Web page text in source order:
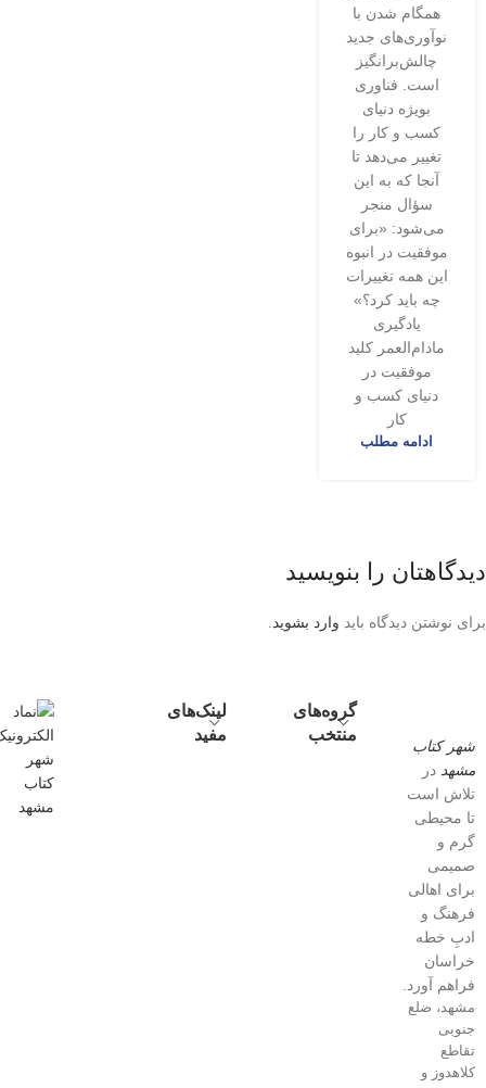
همگام شدن با
نوآوری‌های جدید
چالش‌برانگیز
است. فناوری
بویژه دنیای
کسب و کار را
تغییر می‌دهد تا
آنجا که به این
سؤال منجر
می‌شود: «برای
موفقیت در انبوه
این همه تغییرات
چه باید کرد؟»
یادگیری
مادام‌العمر کلید
موفقیت در
دنیای کسب و
کار
ادامه مطلب
دیدگاهتان را بنویسید
برای نوشتن دیدگاه باید وارد بشوید
شهر کتاب
مشهد در
تلاش است
تا محیطی
گرم و
صمیمی
برای اهالی
فرهنگ و
ادبِ خطه
خراسان
فراهم آورد.
مشهد، ضلع
جنوبی
تقاطع
کلاهدوز و
گروه‌های
منتخب
لینک‌های
مفید